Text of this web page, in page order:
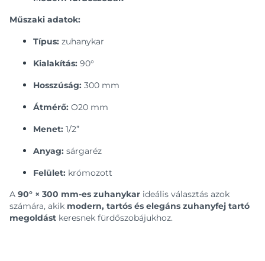
Műszaki adatok:
Típus: zuhanykar
Kialakítás: 90°
Hosszúság: 300 mm
Átmérő: O20 mm
Menet: 1/2”
Anyag: sárgaréz
Felület: krómozott
A 90° × 300 mm-es zuhanykar ideális választás azok
számára, akik modern, tartós és elegáns zuhanyfej tartó
megoldást keresnek fürdőszobájukhoz.